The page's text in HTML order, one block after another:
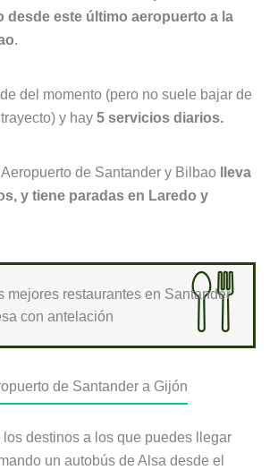
desde este último aeropuerto a la
.
del momento (pero no suele bajar de
y hay 5 servicios diarios.
de Santander y Bilbao
lleva
y tiene paradas en Laredo y
mejores restaurantes en Santander
con antelación
de Santander a Gijón
los destinos a los que puedes llegar
un autobús de Alsa desde el